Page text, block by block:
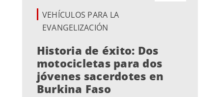
VEHÍCULOS PARA LA
EVANGELIZACIÓN
Historia de éxito: Dos
motocicletas para dos
jóvenes sacerdotes en
Burkina Faso